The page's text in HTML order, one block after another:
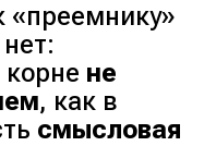
«преемнику»
корне не
, как в
смысловая